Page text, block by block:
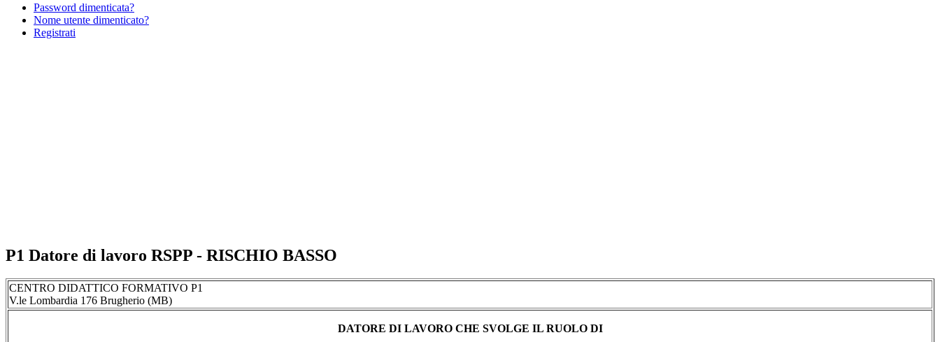
Password dimenticata?
Nome utente dimenticato?
Registrati
P1 Datore di lavoro RSPP - RISCHIO BASSO
CENTRO DIDATTICO FORMATIVO P1
V.le Lombardia 176 Brugherio (MB)
DATORE DI LAVORO CHE SVOLGE IL RUOLO DI